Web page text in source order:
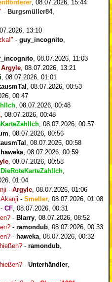
08.07.2026, 15:44
- Burgsmüller84,
13:10
- guy_incognito
08.07.2026, 11:03
Argyle 08.07.2026, 13:21
08.07.2026, 01:01
08.07.2026, 00:53
00:47
08.07.2026, 00:48
08.07.2026, 00:48
08.07.2026, 00:57
08.07.2026, 00:56
08.07.2026, 00:58
haweka 08.07.2026, 00:59
08.07.2026, 00:58
DieRoteKarteZahlIch
01:04
- Argyle 08.07.2026, 01:06
Akanji - Smeller 08.07.2026, 01:08
- CF 08.07.2026, 00:31
- Blarry 08.07.2026, 08:52
- ramondub 08.07.2026, 00:33
- haweka 08.07.2026, 00:32
- ramondub
- Unterhändler